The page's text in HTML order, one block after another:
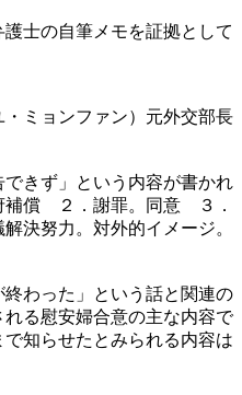
士の自筆メモを証拠として
ミョンファン）元外交部長
きず」という内容が書かれ
補償 ２．謝罪。同意 ３．
決努力。対外的イメージ。
わった」という話と関連の
る慰安婦合意の主な内容で
知らせたとみられる内容は